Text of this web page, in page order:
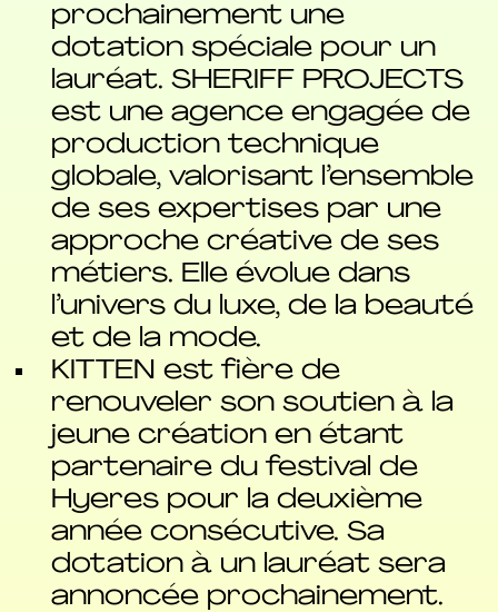
prochainement une
dotation spéciale pour un
lauréat. SHERIFF PROJECTS
est une agence engagée de
production technique
globale, valorisant l’ensemble
de ses expertises par une
approche créative de ses
métiers. Elle évolue dans
l’univers du luxe, de la beauté
et de la mode.
KITTEN est fière de
renouveler son soutien à la
jeune création en étant
partenaire du festival de
Hyeres pour la deuxième
année consécutive. Sa
dotation à un lauréat sera
annoncée prochainement.